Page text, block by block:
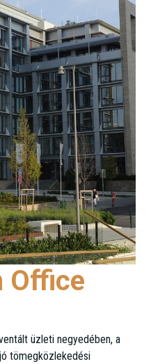
Office
üzleti negyedében, a
tömegközlekedési